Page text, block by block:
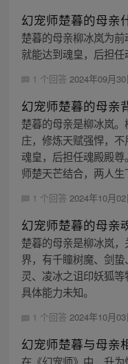
幻宠师楚暮的母亲
楚暮的母亲柳冰岚为
就能达到魂皇，后担任
1 个回答 2024年09月
幻宠师楚暮的母亲
楚暮的母亲是柳冰岚
庄，修炼天赋强悍，
魂皇，后担任魂殿殿
师楚天芒结合，两人
1 个回答 2024年10月
幻宠师楚暮的母亲
楚暮的母亲是柳冰岚
界，有千瞳树魔、剑
灵、凌冰之诅印妖狐
具体能力未知。
1 个回答 2024年10月
幻宠师楚暮与母亲